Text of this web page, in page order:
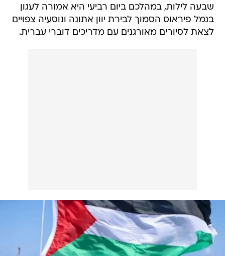
שבעה לילות, במהלכם ביום רביעי היא אמורה לעגון
בנמל פיראוס הסמוך לבירת יוון אתונה ונוסעיה צפויים
לצאת לסיורים מאורגנים עם מדריכים דוברי עברית.